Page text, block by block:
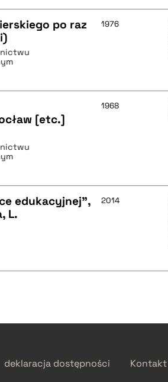
po raz
1976
[etc.]
1968
edukacyjnej",
L.
2014
deklaracja dostępności Kontakt